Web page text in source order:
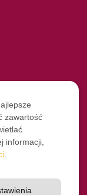
zawartość
informacji,